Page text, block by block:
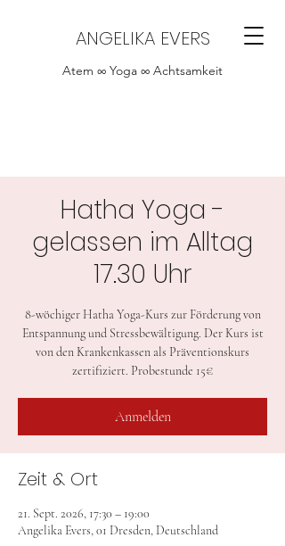
ANGELIKA EVERS
Atem ∞ Yoga ∞ Achtsamkeit
Hatha Yoga -
gelassen im Alltag
17.30 Uhr
8-wöchiger Hatha Yoga-Kurs zur Förderung von
Entspannung und Stressbewältigung. Der Kurs ist
von den Krankenkassen als Präventionskurs
zertifiziert. Probestunde 15€
Anmelden
Zeit & Ort
21. Sept. 2026, 17:30 – 19:00
Angelika Evers, 01 Dresden, Deutschland